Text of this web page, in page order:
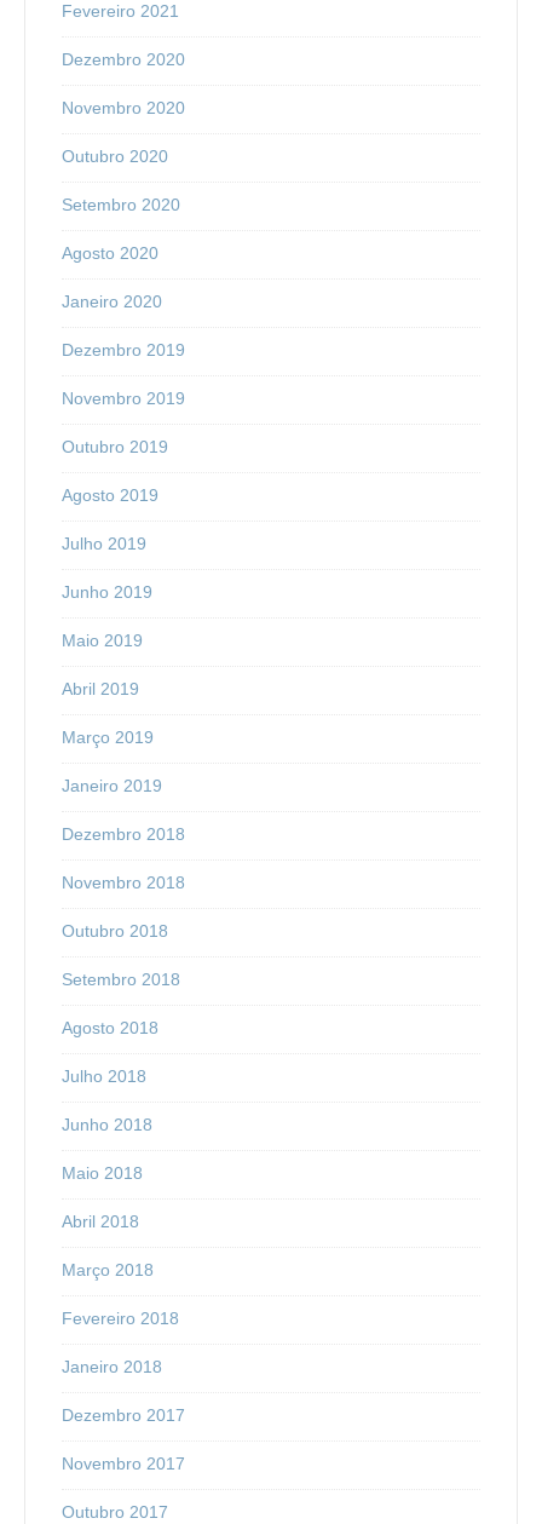
Fevereiro 2021
Dezembro 2020
Novembro 2020
Outubro 2020
Setembro 2020
Agosto 2020
Janeiro 2020
Dezembro 2019
Novembro 2019
Outubro 2019
Agosto 2019
Julho 2019
Junho 2019
Maio 2019
Abril 2019
Março 2019
Janeiro 2019
Dezembro 2018
Novembro 2018
Outubro 2018
Setembro 2018
Agosto 2018
Julho 2018
Junho 2018
Maio 2018
Abril 2018
Março 2018
Fevereiro 2018
Janeiro 2018
Dezembro 2017
Novembro 2017
Outubro 2017